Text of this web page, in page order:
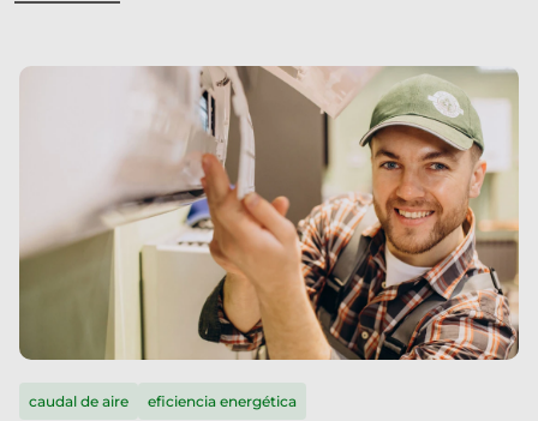
caudal de aire eficiencia energética